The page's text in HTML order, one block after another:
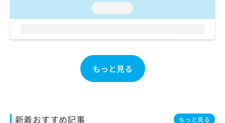
もっと見る
新着おすすめ記事 もっと見る
問
合